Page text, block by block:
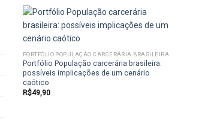
Add to
wishlist
PORTFÓLIO POPULAÇÃO CARCERÁRIA BRASILEIRA
Portfólio População carcerária brasileira:
possíveis implicações de um cenário
caótico
R$49,90